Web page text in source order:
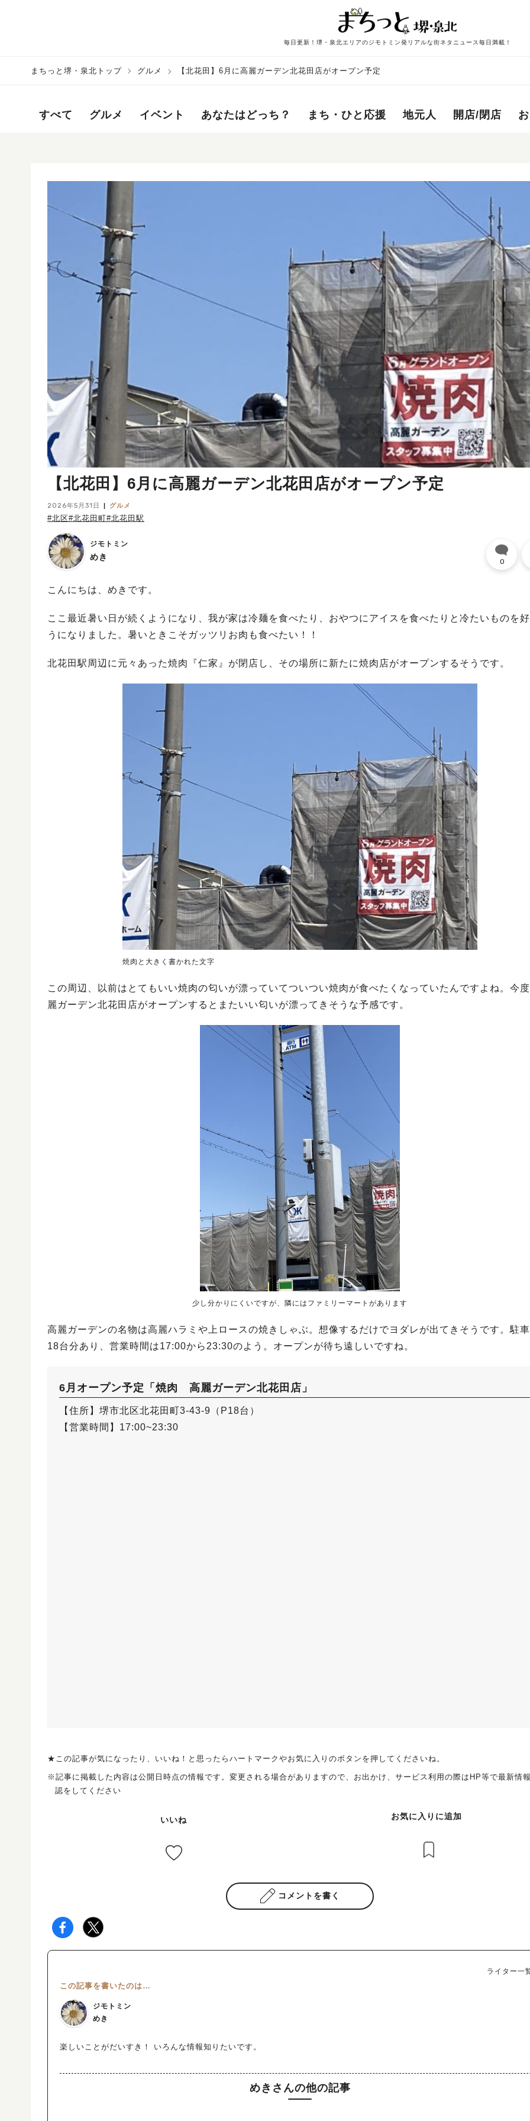
毎日更新！堺・泉北エリアのジモトミン発リアルな街ネタニュース毎日満載！
まちっと堺・泉北トップ グルメ 【北花田】6月に高麗ガーデン北花田店がオープン予定
すべて グルメ イベント あなたはどっち？ まち・ひと応援 地元人 開店/閉店
【北花田】6月に高麗ガーデン北花田店がオープン予定
2026年5月31日 グルメ
#北区#北花田町#北花田駅
ジモトミン
めき 0
こんにちは、めきです。
ここ最近暑い日が続くようになり、我が家は冷麺を食べたり、おやつにアイスを食べたりと冷たいものを
うになりました。暑いときこそガッツリお肉も食べたい！！
北花田駅周辺に元々あった焼肉『仁家』が閉店し、その場所に新たに焼肉店がオープンするそうです。
焼肉と大きく書かれた文字
この周辺、以前はとてもいい焼肉の匂いが漂っていてついつい焼肉が食べたくなっていたんですよね。今
麗ガーデン北花田店がオープンするとまたいい匂いが漂ってきそうな予感です。
少し分かりにくいですが、隣にはファミリーマートがあります
高麗ガーデンの名物は高麗ハラミや上ロースの焼きしゃぶ。想像するだけでヨダレが出てきそうです。駐
18台分あり、営業時間は17:00から23:30のよう。オープンが待ち遠しいですね。
6月オープン予定「焼肉 高麗ガーデン北花田店」
【住所】堺市北区北花田町3-43-9（P18台）
【営業時間】17:00~23:30
★この記事が気になったり、いいね！と思ったらハートマークやお気に入りのボタンを押してくださいね。
※記事に掲載した内容は公開日時点の情報です。変更される場合がありますので、お出かけ、サービス利用の際はHP等で最新情
認をしてください
いいね お気に入りに追加
コメントを書く
ライター一
この記事を書いたのは…
ジモトミン
めき
楽しいことがだいすき！ いろんな情報知りたいです。
めきさんの他の記事